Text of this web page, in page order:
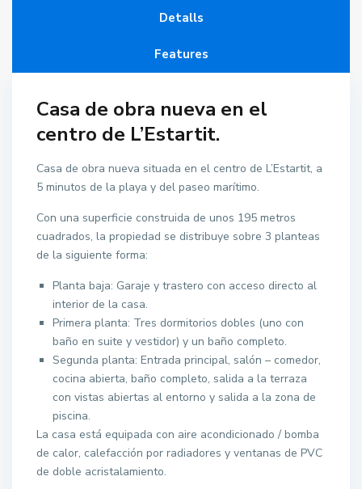
Detalls
Features
Casa de obra nueva en el
centro de L’Estartit.
Casa de obra nueva situada en el centro de L’Estartit, a
5 minutos de la playa y del paseo marítimo.
Con una superficie construida de unos 195 metros
cuadrados, la propiedad se distribuye sobre 3 planteas
de la siguiente forma:
Planta baja: Garaje y trastero con acceso directo al
interior de la casa.
Primera planta: Tres dormitorios dobles (uno con
baño en suite y vestidor) y un baño completo.
Segunda planta: Entrada principal, salón – comedor,
cocina abierta, baño completo, salida a la terraza
con vistas abiertas al entorno y salida a la zona de
piscina.
La casa está equipada con aire acondicionado / bomba
de calor, calefacción por radiadores y ventanas de PVC
de doble acristalamiento.